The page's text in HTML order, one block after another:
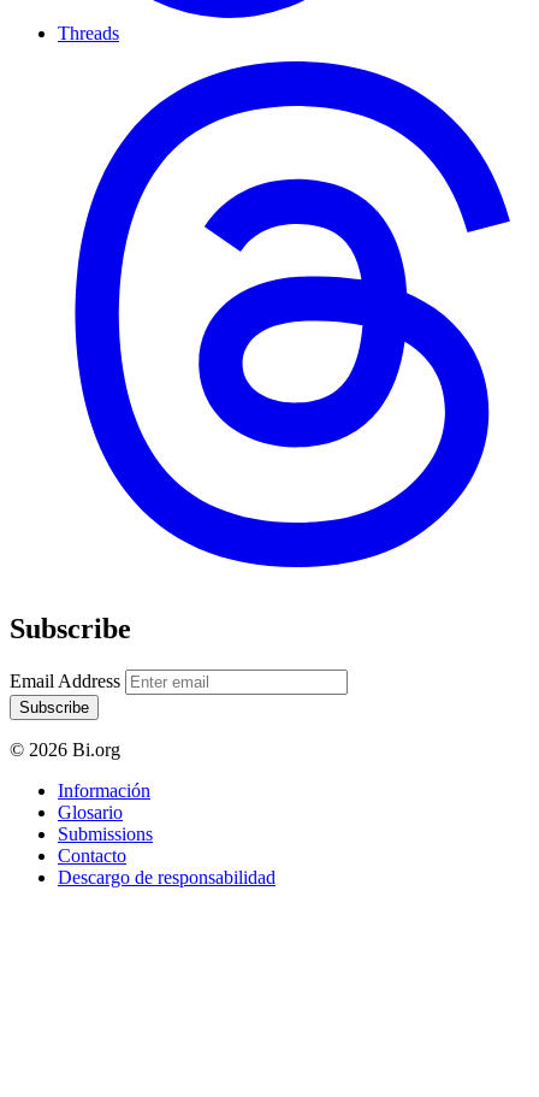
Threads
Subscribe
Email Address
Subscribe
© 2026 Bi.org
Información
Glosario
Submissions
Contacto
Descargo de responsabilidad